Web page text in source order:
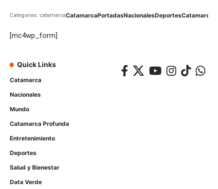
Categories: catamarcaCatamarcaPortadasNacionalesDeportesCatamarca
[mc4wp_form]
Quick Links
Catamarca
Nacionales
Mundo
Catamarca Profunda
Entretenimiento
Deportes
Salud y Bienestar
Data Verde